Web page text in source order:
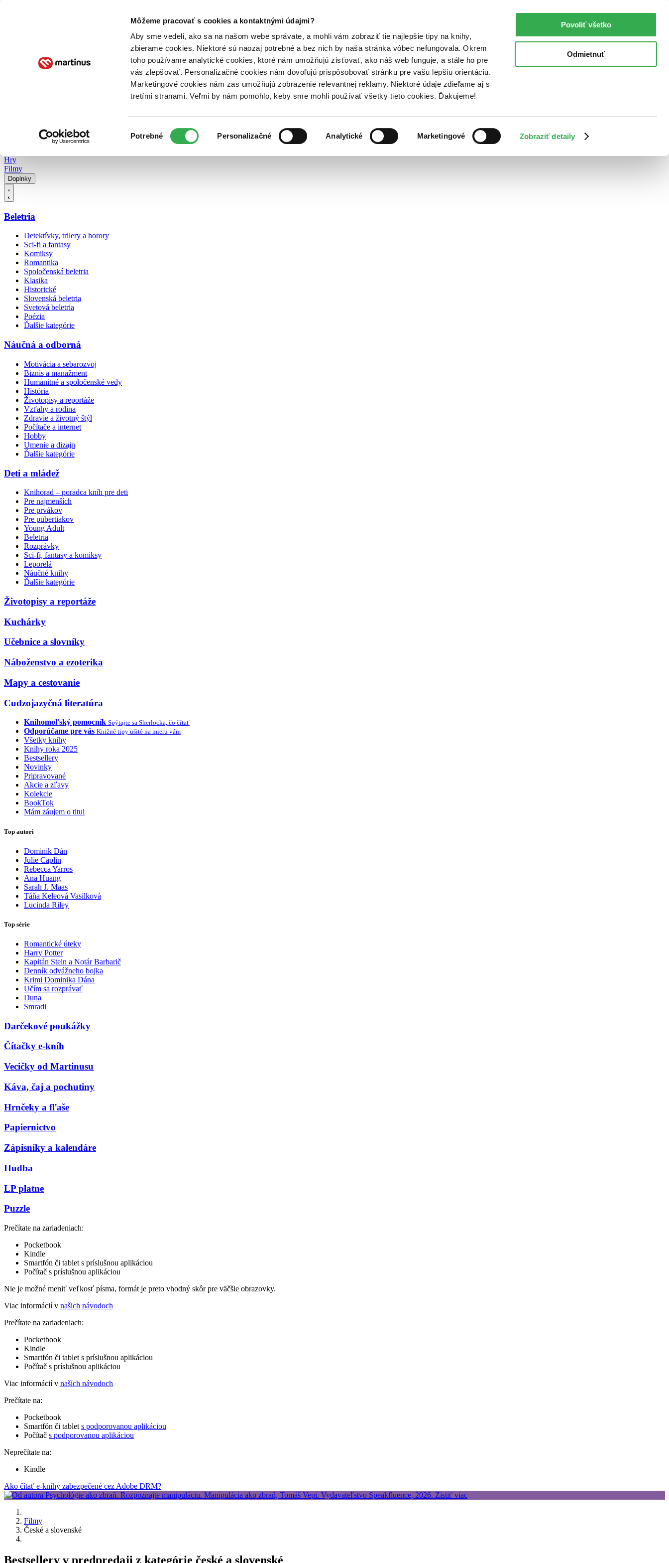
Môžeme pracovať s cookies a kontaktnými údajmi?
Aby sme vedeli, ako sa na našom webe správate, a mohli vám zobraziť tie najlepšie tipy na knihy,
zbierame cookies. Niektoré sú naozaj potrebné a bez nich by naša stránka vôbec nefungovala. Okrem
toho používame analytické cookies, ktoré nám umožňujú zisťovať, ako náš web funguje, a stále ho pre
vás zlepšovať. Personalizačné cookies nám dovoľujú prispôsobovať stránku pre vašu lepšiu orientáciu.
Marketingové cookies nám zas umožňujú zobrazenie relevantnej reklamy. Niektoré údaje zdieľame aj s
tretími stranami. Veľmi by nám pomohlo, keby sme mohli používať všetky tieto cookies. Ďakujeme!
súhlasu
Potrebné Personalizačné Analytické Marketingové Zobraziť detaily
Povoliť všetko
Odmietnuť
Poukážky Kontakt
Hry
Filmy
Doplnky
Beletria
Detektívky, trilery a horory
Sci-fi a fantasy
Komiksy
Romantika
Spoločenská beletria
Klasika
Historické
Slovenská beletria
Svetová beletria
Poézia
Ďalšie kategórie
Náučná a odborná
Motivácia a sebarozvoj
Biznis a manažment
Humanitné a spoločenské vedy
História
Životopisy a reportáže
Vzťahy a rodina
Zdravie a životný štýl
Počítače a internet
Hobby
Umenie a dizajn
Ďalšie kategórie
Deti a mládež
Knihorad – poradca kníh pre deti
Pre najmenších
Pre prvákov
Pre pubertiakov
Young Adult
Beletria
Rozprávky
Sci-fi, fantasy a komiksy
Leporelá
Náučné knihy
Ďalšie kategórie
Životopisy a reportáže
Kuchárky
Učebnice a slovníky
Náboženstvo a ezoterika
Mapy a cestovanie
Cudzojazyčná literatúra
Knihomoľský pomocník Spýtajte sa Sherlocka, čo čítať
Odporúčame pre vás Knižné tipy ušité na mieru vám
Všetky knihy
Knihy roka 2025
Bestsellery
Novinky
Pripravované
Akcie a zľavy
Kolekcie
BookTok
Mám záujem o titul
Top autori
Dominik Dán
Julie Caplin
Rebecca Yarros
Ana Huang
Sarah J. Maas
Táňa Keleová Vasilková
Lucinda Riley
Top série
Romantické úteky
Harry Potter
Kapitán Stein a Notár Barbarič
Denník odvážneho bojka
Krimi Dominika Dána
Učím sa rozprávať
Duna
Smradi
Darčekové poukážky
Čítačky e-kníh
Vecičky od Martinusu
Káva, čaj a pochutiny
Hrnčeky a fľaše
Papiernictvo
Zápisníky a kalendáre
Hudba
LP platne
Puzzle
Prečítate na zariadeniach:
Pocketbook
Kindle
Smartfón či tablet s príslušnou aplikáciou
Počítač s príslušnou aplikáciou
Nie je možné meniť veľkosť písma, formát je preto vhodný skôr pre väčšie obrazovky.
Viac informácií v našich návodoch
Prečítate na zariadeniach:
Pocketbook
Kindle
Smartfón či tablet s príslušnou aplikáciou
Počítač s príslušnou aplikáciou
Viac informácií v našich návodoch
Prečítate na:
Pocketbook
Smartfón či tablet s podporovanou aplikáciou
Počítač s podporovanou aplikáciou
Neprečítate na:
Kindle
Ako čítať e-knihy zabezpečené cez Adobe DRM?
Filmy
České a slovenské
Bestsellery v predpredaji z kategórie české a slovenské